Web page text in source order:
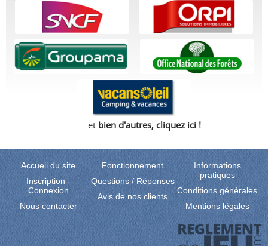
...et bien d'autres, cliquez ici !
Accueil du site
Inscription -
Connexion
Nous contacter
Fonctionnement
Questions / Réponses
Avis de nos clients
Informations
pratiques
Conditions générales
Mentions légales